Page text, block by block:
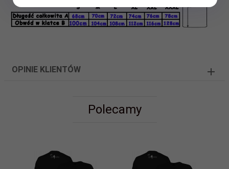
OPINIE KLIENTÓW
Polecamy